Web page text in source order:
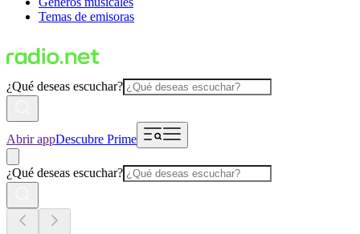
Temas de emisoras
¿Qué deseas escuchar?
Abrir appDescubre Prime
¿Qué deseas escuchar?